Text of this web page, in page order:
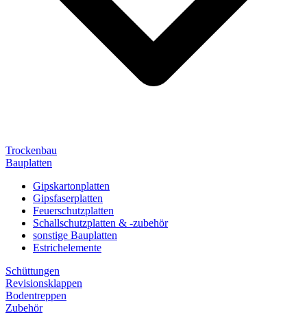
Trockenbau
Bauplatten
Gipskartonplatten
Gipsfaserplatten
Feuerschutzplatten
Schallschutzplatten & -zubehör
sonstige Bauplatten
Estrichelemente
Schüttungen
Revisionsklappen
Bodentreppen
Zubehör